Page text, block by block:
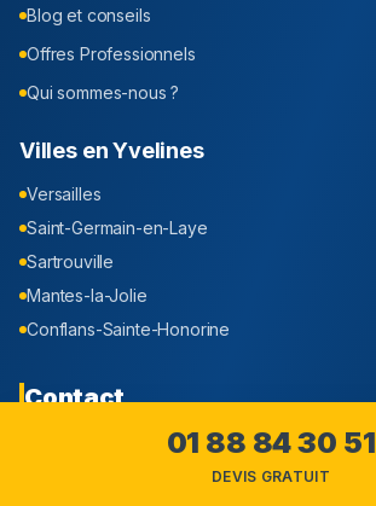
Blog et conseils
Offres Professionnels
Qui sommes-nous ?
Villes enYvelines
Versailles
Saint-Germain-en-Laye
Sartrouville
Mantes-la-Jolie
Conflans-Sainte-Honorine
Contact
Intervention dans tout leYvelines(78)
01 88 84 30 51
DEVIS GRATUIT